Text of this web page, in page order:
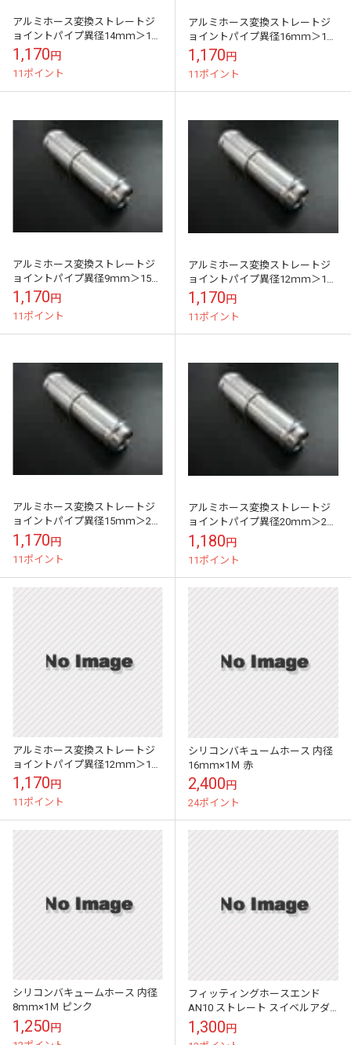
アルミホース変換ストレートジ
ョイントパイプ異径14ｍｍ＞16
ｍｍ
1,170円
11ポイント
アルミホース変換ストレートジ
ョイントパイプ異径16ｍｍ＞18
ｍｍ
1,170円
11ポイント
アルミホース変換ストレートジ
ョイントパイプ異径9ｍｍ＞15ｍ
ｍ
1,170円
11ポイント
アルミホース変換ストレートジ
ョイントパイプ異径12ｍｍ＞15
ｍｍ
1,170円
11ポイント
アルミホース変換ストレートジ
ョイントパイプ異径15ｍｍ＞22
ｍｍ
1,170円
11ポイント
アルミホース変換ストレートジ
ョイントパイプ異径20ｍｍ＞25
ｍｍ
1,180円
11ポイント
アルミホース変換ストレートジ
ョイントパイプ異径12ｍｍ＞14
ｍｍ
1,170円
11ポイント
シリコンバキュームホース 内径
16ｍｍ×1Ｍ 赤
2,400円
24ポイント
シリコンバキュームホース 内径
8ｍｍ×1Ｍ ピンク
1,250円
フィッティングホースエンド
AN10 ストレート スイベルアダ
プター Autobahn88
1,300円